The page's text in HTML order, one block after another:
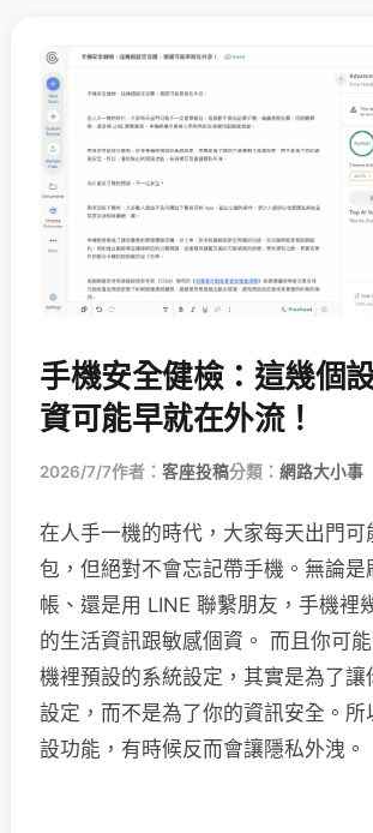
手機安全健檢：這幾個
資可能早就在外流！
2026/7/7作者： 客座投稿分類： 網路大小事
在人手一機的時代，大家每天出門可
包，但絕對不會忘記帶手機。無論是
帳、還是用 LINE 聯繫朋友，手機裡
的生活資訊跟敏感個資。 而且你可
機裡預設的系統設定，其實是為了讓
設定，而不是為了你的資訊安全。所
設功能，有時候反而會讓隱私外洩。